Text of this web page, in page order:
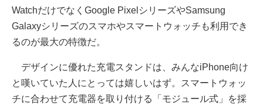
WatchだけでなくGoogle PixelシリーズやSamsung
Galaxyシリーズのスマホやスマートウォッチも利用でき
るのが最大の特徴だ。
デザインに優れた充電スタンドは、みんなiPhone向け
と嘆いていた人にとっては嬉しいはず。スマートウォッ
チに合わせて充電器を取り付ける「モジュール式」を採